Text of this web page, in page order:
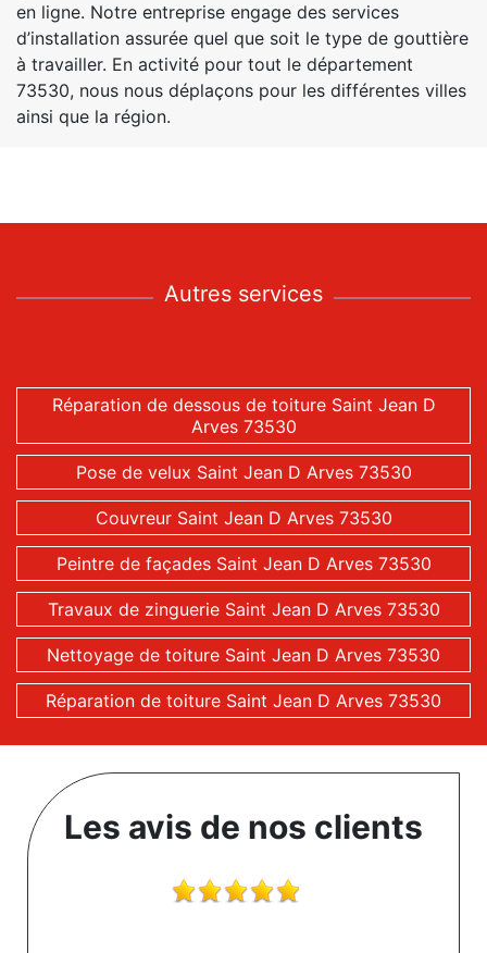
en ligne. Notre entreprise engage des services
d’installation assurée quel que soit le type de gouttière
à travailler. En activité pour tout le département
73530, nous nous déplaçons pour les différentes villes
ainsi que la région.
Autres services
Réparation de dessous de toiture Saint Jean D
Arves 73530
Pose de velux Saint Jean D Arves 73530
Couvreur Saint Jean D Arves 73530
Peintre de façades Saint Jean D Arves 73530
Travaux de zinguerie Saint Jean D Arves 73530
Nettoyage de toiture Saint Jean D Arves 73530
Réparation de toiture Saint Jean D Arves 73530
Les avis de nos clients